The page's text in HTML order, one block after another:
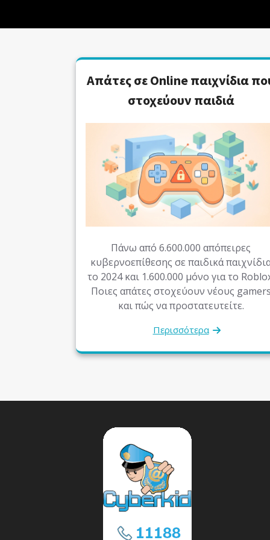
Απάτες σε Online παιχνίδια
στοχεύουν παιδιά
Πάνω από 6.600.000 απόπειρες
κυβερνοεπίθεσης σε παιδικά
το 2024 και 1.600.000 μόνο για το
Ποιες απάτες στοχεύουν νέους
και πώς να προστατευτείτε.
Περισσότερα